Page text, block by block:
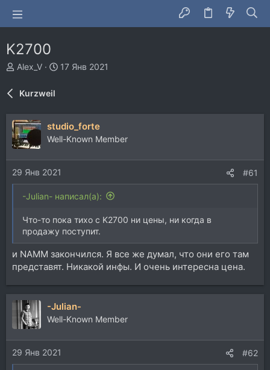
K2700
А
т
р
т
е
м
Alex_V
Д
н
а
ч
а
17 Янв 2021
Kurzweil
studio_forte
Well-Known Member
29 Янв 2021 #61
-Julian- написал(а):
Что-то пока тихо с K2700 ни цены, ни когда в
продажу поступит.
и NAMM закончился. Я все же думал, что они его там
представят. Никакой инфы. И очень интересна цена.
-Julian-
Well-Known Member
29 Янв 2021 #62